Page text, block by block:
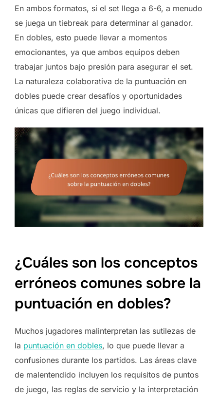
En ambos formatos, si el set llega a 6-6, a menudo
se juega un tiebreak para determinar al ganador.
En dobles, esto puede llevar a momentos
emocionantes, ya que ambos equipos deben
trabajar juntos bajo presión para asegurar el set.
La naturaleza colaborativa de la puntuación en
dobles puede crear desafíos y oportunidades
únicas que difieren del juego individual.
¿Cuáles son los conceptos
erróneos comunes sobre la
puntuación en dobles?
Muchos jugadores malinterpretan las sutilezas de
la puntuación en dobles, lo que puede llevar a
confusiones durante los partidos. Las áreas clave
de malentendido incluyen los requisitos de puntos
de juego, las reglas de servicio y la interpretación